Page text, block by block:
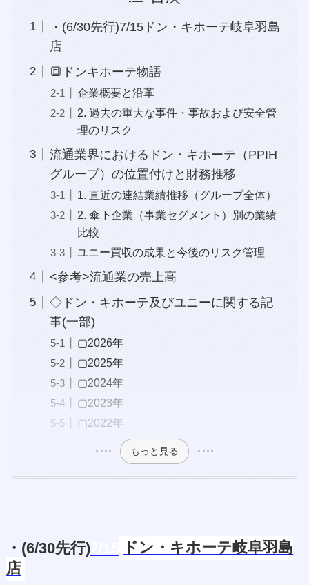
・(6/30先行)7/15ドン・キホーテ岐阜羽島
店
🔳ドンキホーテ物語
企業概要と沿革
2. 過去の重大な事件・事故および安全管
理のリスク
流通業界におけるドン・キホーテ（PPIH
グループ）の位置付けと財務推移
1. 直近の連結業績推移（グループ全体）
2. 傘下企業（事業セグメント）別の業績
比較
ユニー買収の成果と今後のリスク管理
<参考>流通業の売上高
◇ドン・キホーテ及びユニーに関する記
事(一部)
▢2026年
▢2025年
▢2024年
▢2023年
▢2022年
もっと見る
・(6/30先行)7/15
ドン・キホーテ岐阜羽島
店